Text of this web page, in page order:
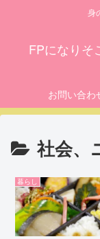
身
FPになりそ
お問い合わ
社会、
暮らし